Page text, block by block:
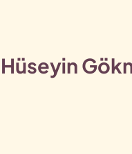
Hüseyin